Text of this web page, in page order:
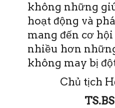
không những
hoạt động và
mang đến cơ
nhiều hơn
không may bị
Chủ tịch